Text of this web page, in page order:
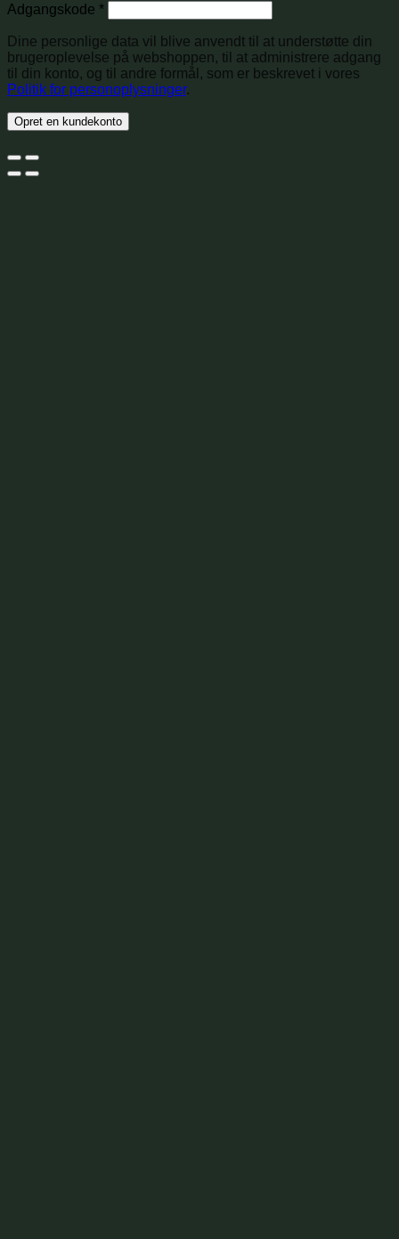
Adgangskode *
Dine personlige data vil blive anvendt til at understøtte din
brugeroplevelse på webshoppen, til at administrere adgang
til din konto, og til andre formål, som er beskrevet i vores
Politik for personoplysninger.
Opret en kundekonto